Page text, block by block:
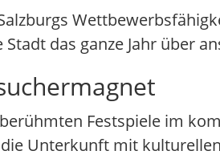
das ganze Jahr über
Festspiele im
Unterkunft mit